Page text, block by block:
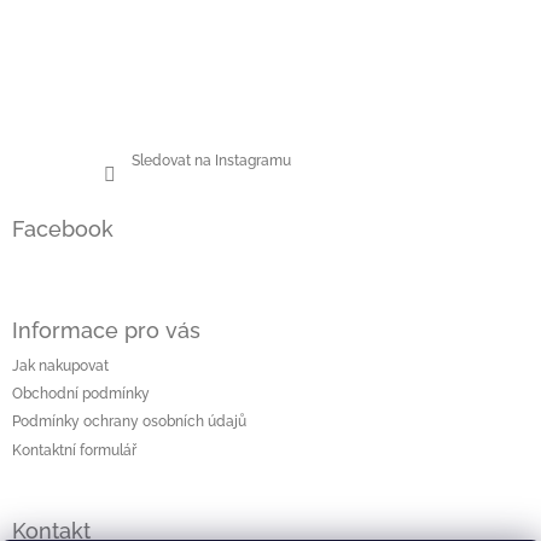
Sledovat na Instagramu
Facebook
Informace pro vás
Jak nakupovat
Obchodní podmínky
Podmínky ochrany osobních údajů
Kontaktní formulář
Kontakt